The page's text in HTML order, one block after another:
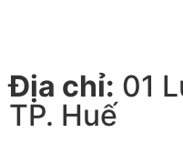
Địa chỉ: 01
TP. Huế